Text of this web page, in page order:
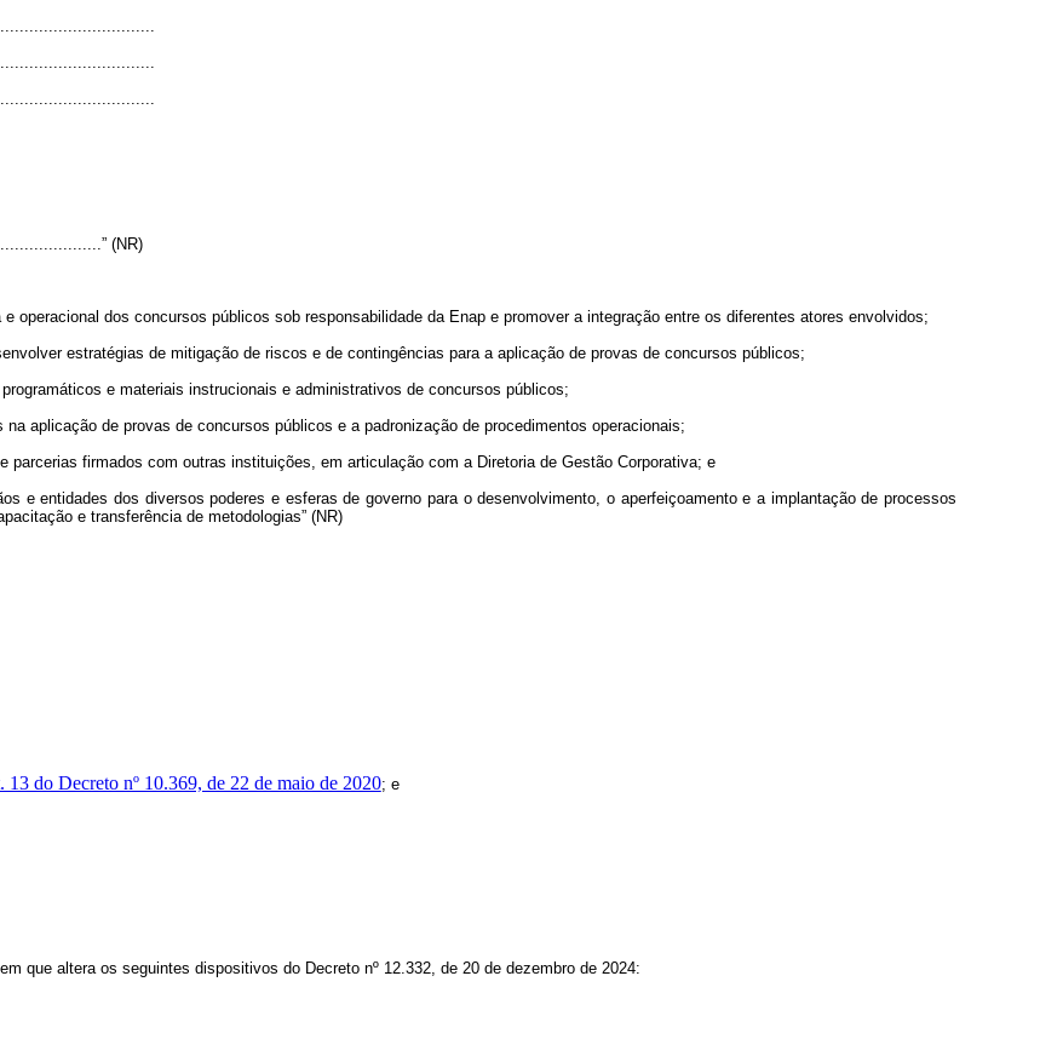
(NR)
operacional dos concursos públicos sob responsabilidade da Enap e promover a integração entre os diferentes atores envolvidos;
estratégias de mitigação de riscos e de contingências para a aplicação de provas de concursos públicos;
e materiais instrucionais e administrativos de concursos públicos;
aplicação de provas de concursos públicos e a padronização de procedimentos operacionais;
parcerias firmados com outras instituições, em articulação com a Diretoria de Gestão Corporativa; e
e entidades dos diversos poderes e esferas de governo para o desenvolvimento, o aperfeiçoamento e a implantação de processos
e transferência de metodologias” (NR)
do Decreto nº 10.369, de 22 de maio de 2020; e
que altera os seguintes dispositivos do Decreto nº 12.332, de 20 de dezembro de 2024: